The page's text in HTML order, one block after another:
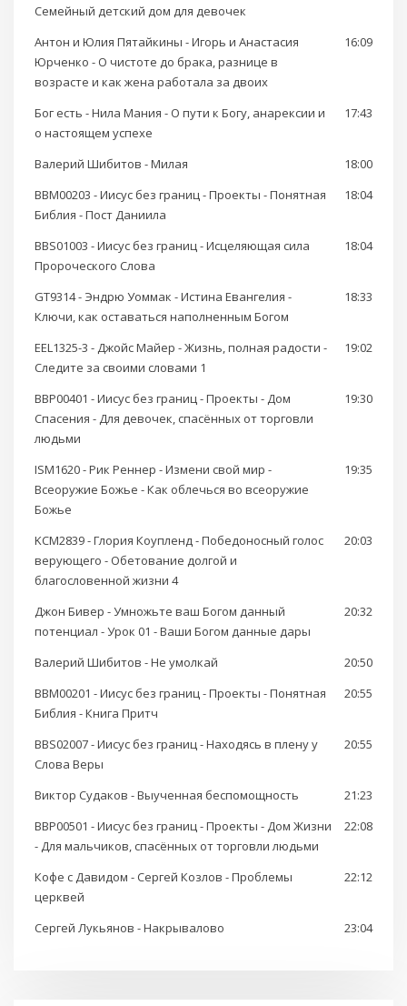
Семейный детский дом для девочек
Антон и Юлия Пятайкины - Игорь и Анастасия
Юрченко - О чистоте до брака, разнице в
возрасте и как жена работала за двоих
16:09
Бог есть - Нила Мания - О пути к Богу, анарексии и
о настоящем успехе
17:43
Валерий Шибитов - Милая
18:00
BBM00203 - Иисус без границ - Проекты - Понятная
Библия - Пост Даниила
18:04
BBS01003 - Иисус без границ - Исцеляющая сила
Пророческого Слова
18:04
GT9314 - Эндрю Уоммак - Истина Евангелия -
Ключи, как оставаться наполненным Богом
18:33
EEL1325-3 - Джойс Майер - Жизнь, полная радости -
Следите за своими словами 1
19:02
BBP00401 - Иисус без границ - Проекты - Дом
Спасения - Для девочек, спасённых от торговли
людьми
19:30
ISM1620 - Рик Реннер - Измени свой мир -
Всеоружие Божье - Как облечься во всеоружие
Божье
19:35
KCM2839 - Глория Коупленд - Победоносный голос
верующего - Обетование долгой и
благословенной жизни 4
20:03
Джон Бивер - Умножьте ваш Богом данный
потенциал - Урок 01 - Ваши Богом данные дары
20:32
Валерий Шибитов - Не умолкай
20:50
BBM00201 - Иисус без границ - Проекты - Понятная
Библия - Книга Притч
20:55
BBS02007 - Иисус без границ - Находясь в плену у
Слова Веры
20:55
Виктор Судаков - Выученная беспомощность
21:23
BBP00501 - Иисус без границ - Проекты - Дом Жизни
- Для мальчиков, спасённых от торговли людьми
22:08
Кофе с Давидом - Сергей Козлов - Проблемы
церквей
22:12
Сергей Лукьянов - Накрывалово 23:04